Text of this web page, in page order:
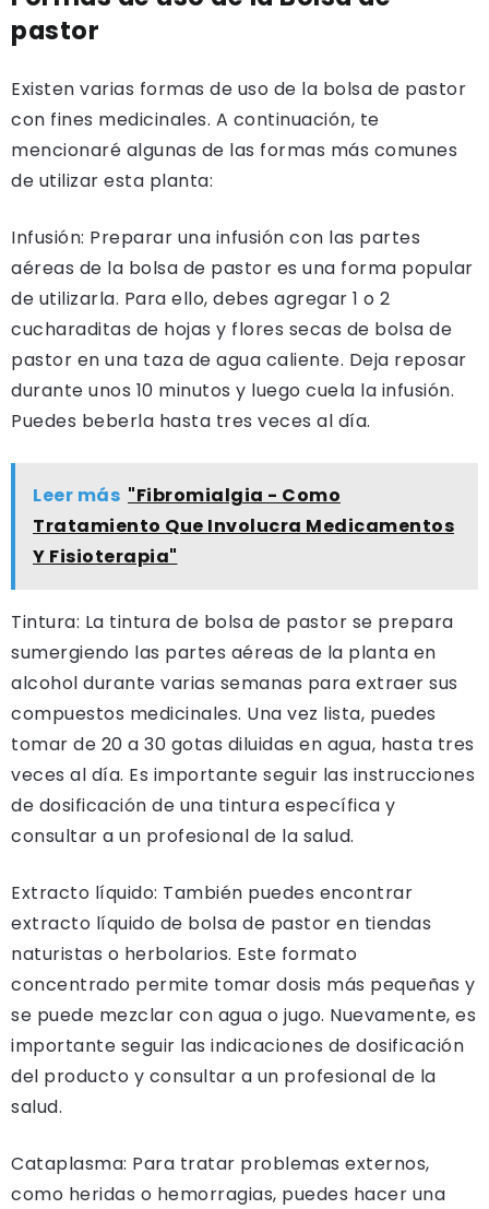
pastor
Existen varias formas de uso de la bolsa de pastor
con fines medicinales. A continuación, te
mencionaré algunas de las formas más comunes
de utilizar esta planta:
Infusión: Preparar una infusión con las partes
aéreas de la bolsa de pastor es una forma popular
de utilizarla. Para ello, debes agregar 1 o 2
cucharaditas de hojas y flores secas de bolsa de
pastor en una taza de agua caliente. Deja reposar
durante unos 10 minutos y luego cuela la infusión.
Puedes beberla hasta tres veces al día.
Leer más "Fibromialgia - Como
Tratamiento Que Involucra Medicamentos
Y Fisioterapia"
Tintura: La tintura de bolsa de pastor se prepara
sumergiendo las partes aéreas de la planta en
alcohol durante varias semanas para extraer sus
compuestos medicinales. Una vez lista, puedes
tomar de 20 a 30 gotas diluidas en agua, hasta tres
veces al día. Es importante seguir las instrucciones
de dosificación de una tintura específica y
consultar a un profesional de la salud.
Extracto líquido: También puedes encontrar
extracto líquido de bolsa de pastor en tiendas
naturistas o herbolarios. Este formato
concentrado permite tomar dosis más pequeñas y
se puede mezclar con agua o jugo. Nuevamente, es
importante seguir las indicaciones de dosificación
del producto y consultar a un profesional de la
salud.
Cataplasma: Para tratar problemas externos,
como heridas o hemorragias, puedes hacer una